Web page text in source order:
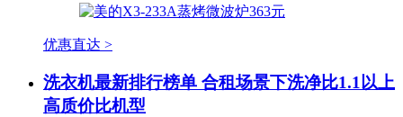
优惠直达 >
洗衣机最新排行榜单 合租场景下洗净比1.1以上
高质价比机型